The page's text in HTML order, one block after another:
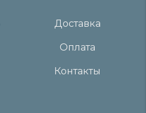
Доставка
Оплата
Контакты